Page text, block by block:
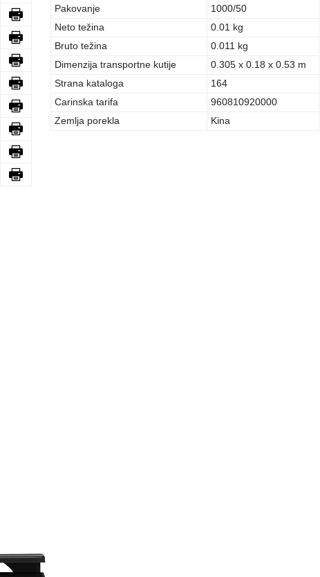
Pakovanje
1000/50
Neto težina
0.01 kg
Bruto težina
0.011 kg
Dimenzija transportne kutije
0.305 x 0.18 x 0.53 m
Strana kataloga
164
Carinska tarifa
960810920000
Zemlja porekla
Kina